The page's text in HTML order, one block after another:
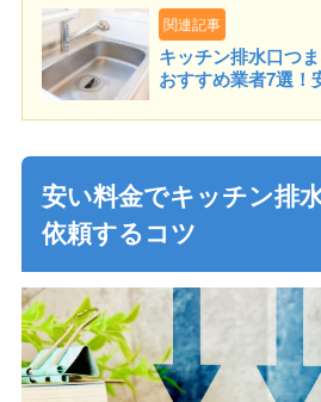
関連記事
キッチン排水口つ
おすすめ業者7選！
安い料金でキッチン排
依頼するコツ